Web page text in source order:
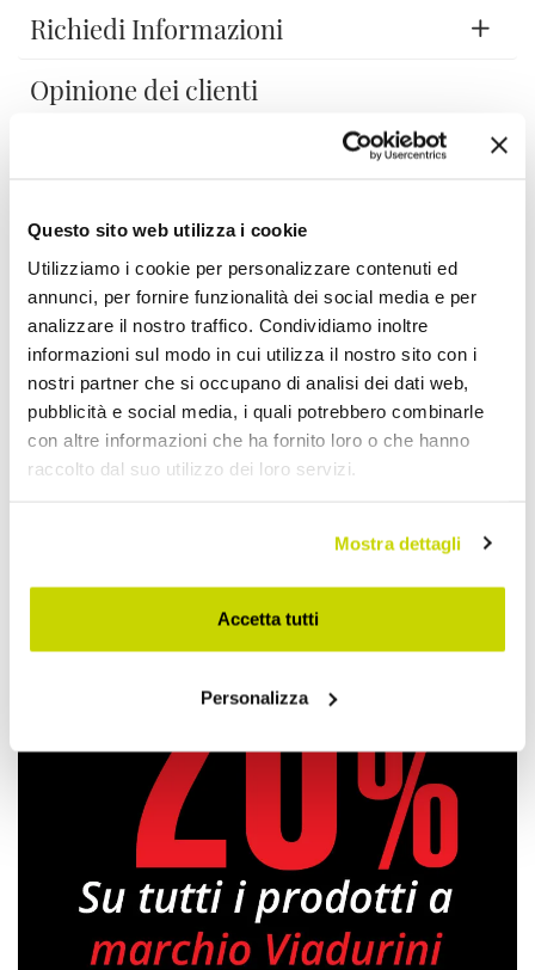
Questo sito web utilizza i cookie
Utilizziamo i cookie per personalizzare contenuti ed
annunci, per fornire funzionalità dei social media e per
analizzare il nostro traffico. Condividiamo inoltre
informazioni sul modo in cui utilizza il nostro sito con i
nostri partner che si occupano di analisi dei dati web,
pubblicità e social media, i quali potrebbero combinarle
con altre informazioni che ha fornito loro o che hanno
raccolto dal suo utilizzo dei loro servizi.
Mostra dettagli
Accetta tutti
Personalizza
Richiedi Informazioni
Opinione dei clienti
Aggiungi alla Wish List
Invia la tua opinione su questo prodotto Stampa